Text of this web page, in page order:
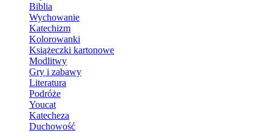
Biblia
Wychowanie
Katechizm
Kolorowanki
Książeczki kartonowe
Modlitwy
Gry i zabawy
Literatura
Podróże
Youcat
Katecheza
Duchowość